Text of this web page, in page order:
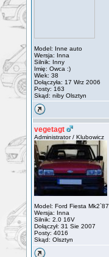
Model: Inne auto
Wersja: Inna
Silnik: Inny
Imię: Owca :)
Wiek: 38
Dołączyła: 17 Wrz 2006
Posty: 163
Skąd: niby Olsztyn
vegetagt
Administrator / Klubowicz
Model: Ford Fiesta Mk2`87
Wersja: Inna
Silnik: 2.0 16V
Dołączył: 31 Sie 2007
Posty: 4016
Skąd: Olsztyn